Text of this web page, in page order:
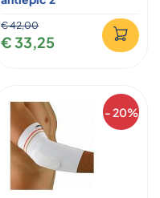
€ 42,00
€ 33,25
- 20%